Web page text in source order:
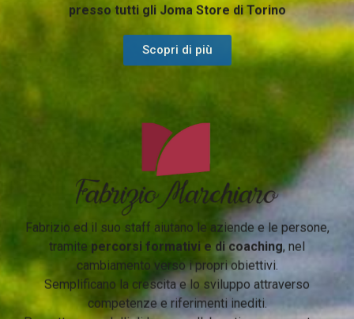
presso tutti gli Joma Store di Torino
Scopri di più
Fabrizio ed il suo staff aiutano le aziende e le persone,
tramite percorsi formativi e di coaching, nel
cambiamento verso i propri obiettivi.
Semplificano la crescita e lo sviluppo attraverso
competenze e riferimenti inediti.